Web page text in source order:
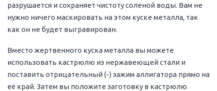
разрушается и сохраняет чистоту соленой воды. Вам не
нужно ничего маскировать на этом куске металла, так
как он не будет выгравирован.
Вместо жертвенного куска металла вы можете
использовать кастрюлю из нержавеющей стали и
поставить отрицательный (-) зажим аллигатора прямо на
её край. Затем вы положите заготовку в кастрюлю